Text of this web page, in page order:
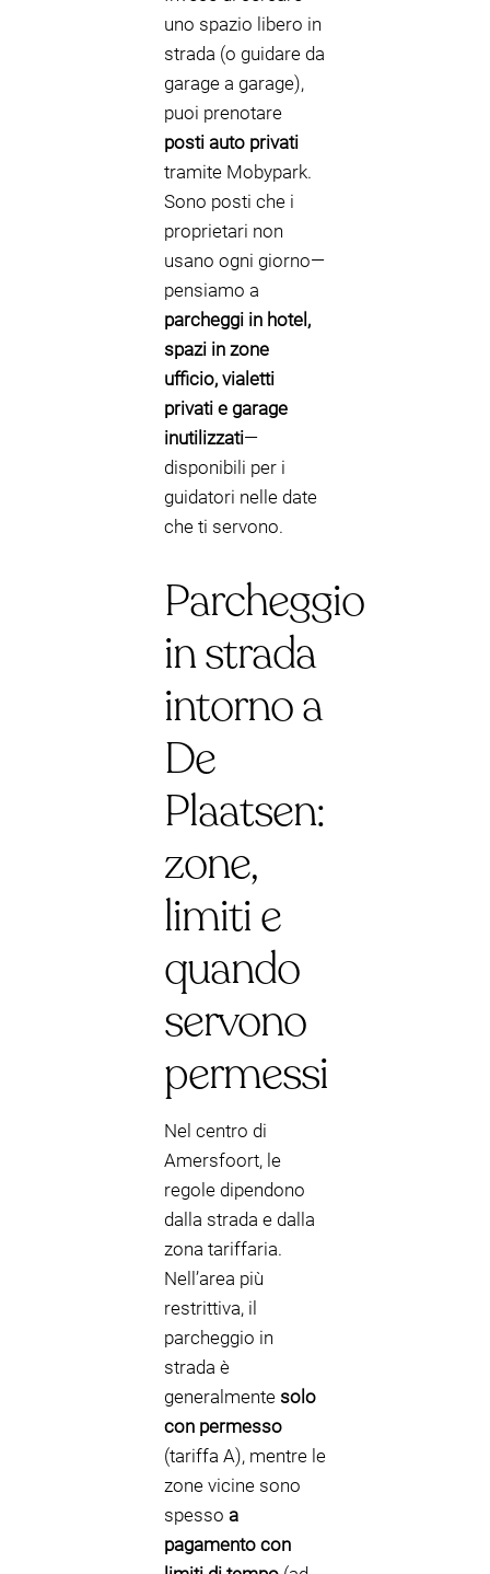
uno spazio libero in
strada (o guidare da
garage a garage),
puoi prenotare
posti auto privati
tramite Mobypark.
Sono posti che i
proprietari non
usano ogni giorno—
pensiamo a
parcheggi in hotel,
spazi in zone
ufficio, vialetti
privati e garage
inutilizzati—
disponibili per i
guidatori nelle date
che ti servono.
Parcheggio
in strada
intorno a
De
Plaatsen:
zone,
limiti e
quando
servono
permessi
Nel centro di
Amersfoort, le
regole dipendono
dalla strada e dalla
zona tariffaria.
Nell’area più
restrittiva, il
parcheggio in
strada è
generalmente solo
con permesso
(tariffa A), mentre le
zone vicine sono
spesso a
pagamento con